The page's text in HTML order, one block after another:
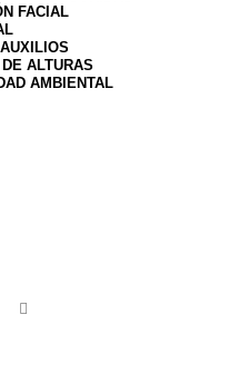
FACIAL
ALTURAS
AMBIENTAL